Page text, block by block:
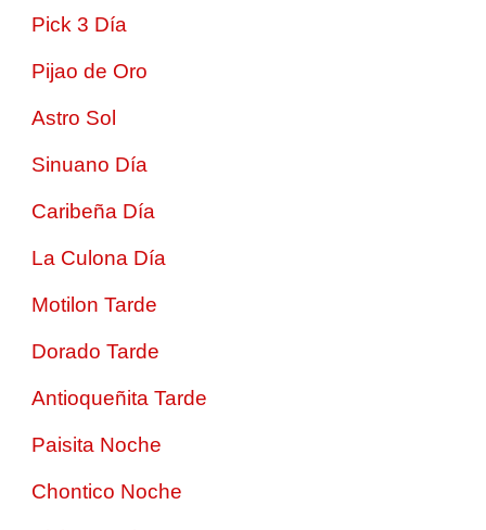
Pick 3 Día
Pijao de Oro
Astro Sol
Sinuano Día
Caribeña Día
La Culona Día
Motilon Tarde
Dorado Tarde
Antioqueñita Tarde
Paisita Noche
Chontico Noche